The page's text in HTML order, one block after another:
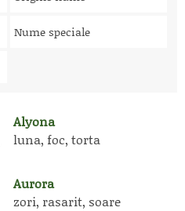
Nume speciale
Alyona
luna, foc, torta
Aurora
zori, rasarit, soare